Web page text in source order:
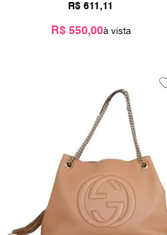
R$ 611 ,11
R$ 550,00